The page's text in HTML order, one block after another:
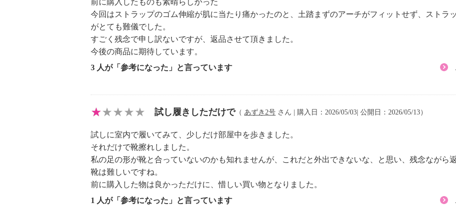
じにくくなっている方
・足に障害をお持ちの方や治療中の方
・腰椎椎間板ヘルニア、慢性腰痛等の腰に障害をお持ちの
方や治療中の方
・製品が触れる部分に、傷、腫れもの、湿疹等の異常があ
・取扱説明書
【原産国（地）】
・中国製
【目安サイズ】
表記：Ｓ
対応サイズ：２２ｃｍ〜２２．５ｃｍ
前に購入したものも素晴らしかった
今回はストラップのゴム伸縮が肌に当たり痛かったのと、土踏まずのアーチがフィットせず、ストラ
がとても難儀でした。
すごく残念で申し訳ないですが、返品させて頂きました。
今後の商品に期待しています。
3 人が「参考になった」と言っています
試し履きしただけで（ あずき2号 さん | 購入日：2026/05/03| 公開日：2026/05/13）
試しに室内で履いてみて、少しだけ部屋中を歩きました。
それだけで靴擦れしました。
私の足の形が靴と合っていないのかも知れませんが、これだと外出できないな、と思い、残念ながら
靴は難しいですね。
前に購入した物は良かっただけに、惜しい買い物となりました。
1 人が「参考になった」と言っています